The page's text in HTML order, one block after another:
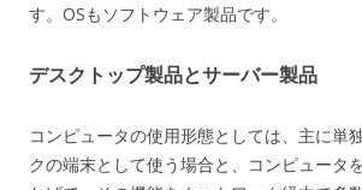
す。OSもソフトウェア製品です。
デスクトップ製品とサーバー製品
コンピュータの使用形態としては、主に単
クの端末として使う場合と、コンピュータ